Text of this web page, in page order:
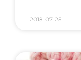
2018-07-25